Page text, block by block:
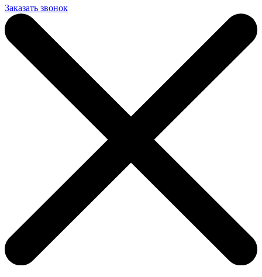
Заказать звонок